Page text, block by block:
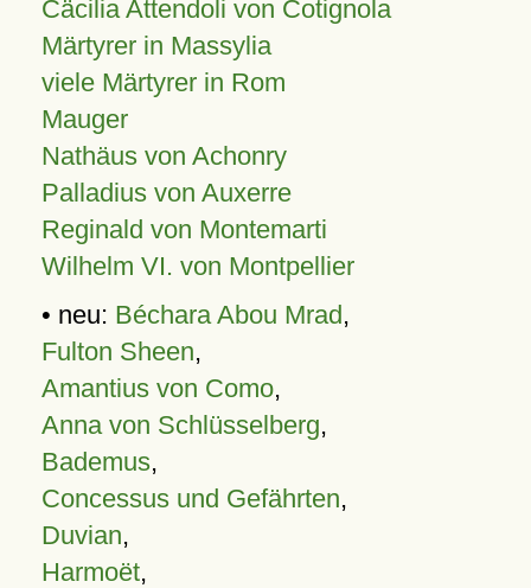
Cäcilia Attendoli von Cotignola
Märtyrer in Massylia
viele Märtyrer in Rom
Mauger
Nathäus von Achonry
Palladius von Auxerre
Reginald von Montemarti
Wilhelm VI. von Montpellier
• neu: Béchara Abou Mrad,
Fulton Sheen,
Amantius von Como,
Anna von Schlüsselberg,
Bademus,
Concessus und Gefährten,
Duvian,
Harmoët,